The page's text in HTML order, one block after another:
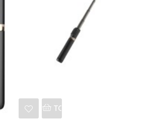
TOEVOEGEN AAN